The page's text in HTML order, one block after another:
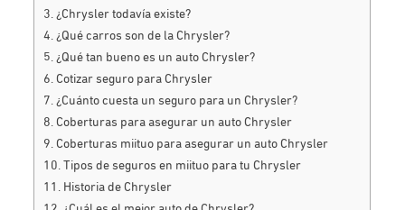
¿Chrysler todavía existe?
¿Qué carros son de la Chrysler?
¿Qué tan bueno es un auto Chrysler?
Cotizar seguro para Chrysler
¿Cuánto cuesta un seguro para un Chrysler?
Coberturas para asegurar un auto Chrysler
Coberturas miituo para asegurar un auto Chrysler
Tipos de seguros en miituo para tu Chrysler
Historia de Chrysler